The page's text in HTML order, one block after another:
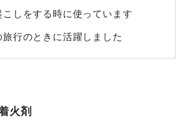
こしをする時に使っています
旅行のときに活躍しました
コ(UCO) 着火剤